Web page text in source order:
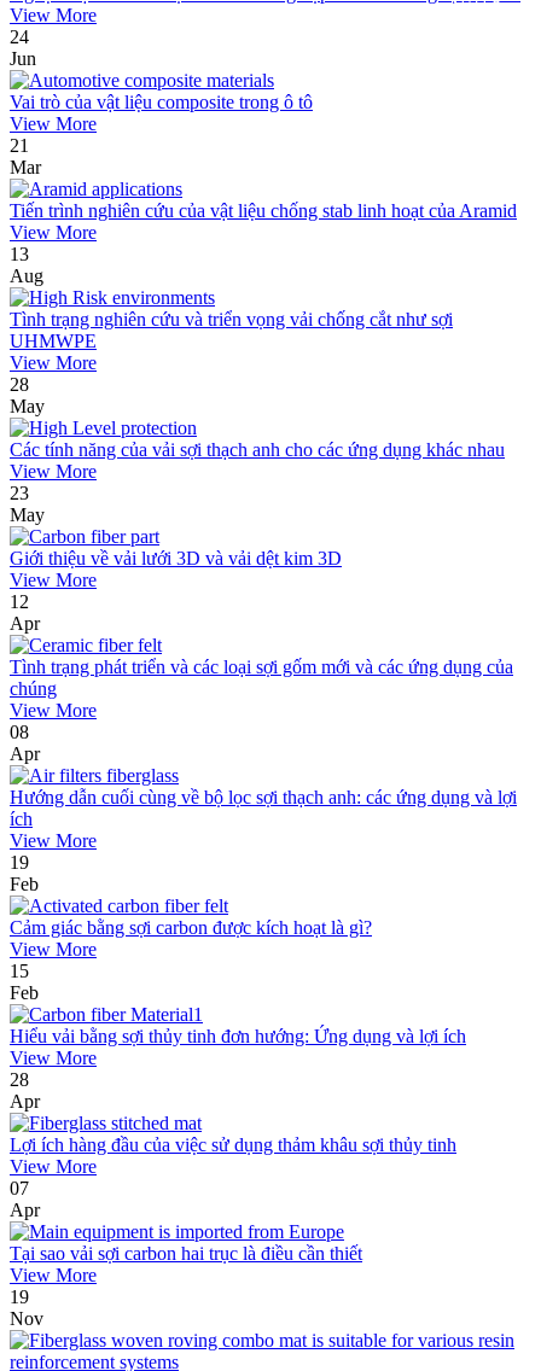
View More
24
Jun
Vai trò của vật liệu composite trong ô tô
View More
21
Mar
Tiến trình nghiên cứu của vật liệu chống stab linh hoạt của Aramid
View More
13
Aug
Tình trạng nghiên cứu và triển vọng vải chống cắt như sợi
UHMWPE
View More
28
May
Các tính năng của vải sợi thạch anh cho các ứng dụng khác nhau
View More
23
May
Giới thiệu về vải lưới 3D và vải dệt kim 3D
View More
12
Apr
Tình trạng phát triển và các loại sợi gốm mới và các ứng dụng của
chúng
View More
08
Apr
Hướng dẫn cuối cùng về bộ lọc sợi thạch anh: các ứng dụng và lợi
ích
View More
19
Feb
Cảm giác bằng sợi carbon được kích hoạt là gì?
View More
15
Feb
Hiểu vải bằng sợi thủy tinh đơn hướng: Ứng dụng và lợi ích
View More
28
Apr
Lợi ích hàng đầu của việc sử dụng thảm khâu sợi thủy tinh
View More
07
Apr
Tại sao vải sợi carbon hai trục là điều cần thiết
View More
19
Nov